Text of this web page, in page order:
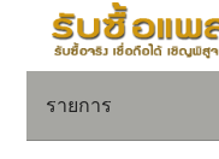
รายการ